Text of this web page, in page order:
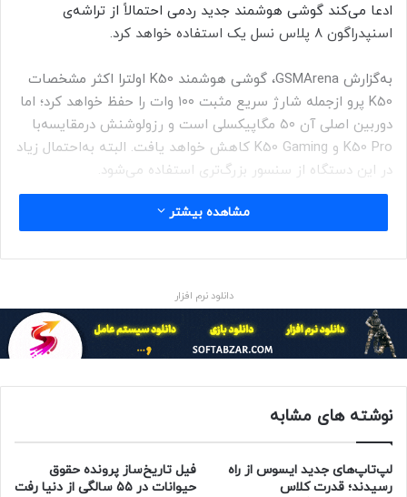
ادعا می‌کند گوشی هوشمند جدید ردمی احتمالاً از تراشه‌ی
اسنپدراگون ۸ پلاس نسل یک استفاده خواهد کرد.
به‌گزارش GSMArena، گوشی هوشمند K50
اولترا اکثر مشخصات
K50
پرو ازجمله شارژ سریع مثبت ۱۰۰ وات را حفظ خواهد کرد؛ اما
دوربین اصلی آن ۵۰ مگاپیکسلی است و رزولوشنش درمقایسه‌با
K50 Pro و K50 Gaming کاهش خواهد یافت. البته به‌احتمال زیاد
در این دستگاه از سنسور بزرگ‌تری استفاده می‌شود.
شیائومی احتمالاً از نسل دوم لنز مایع در دوربین Xiaomi 12
Redmi K50 Ultra یکی از پرچم‌داران شیائومی در نیمه
‌ی دوم سال
خواهد بود. این گوشی هوشمند از صفحه‌نمایش OLED با نرخ
سلفی را برعهده خواهد داشت.
گفته می‌شود باتری مدل اولترای ردمی k50
بین ۴۸۰۰ تا ۵۰۰۰
میلی‌آمپرساعت شارژ درون خود نگه می‌دارد و می‌توان گفت که
مشاهده بیشتر
دانلود نرم افزار
نوشته های مشابه
لپ‌تاپ‌های جدید ایسوس از راه
رسیدند؛ قدرت کلاس
فیل تاریخ‌ساز پرونده حقوق
حیوانات در ۵۵ سالگی از دنیا رفت